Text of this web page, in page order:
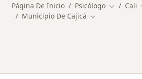
Página De Inicio Psicólogo Cambiar
Cali
Municipio De Cajicá Cambiar de